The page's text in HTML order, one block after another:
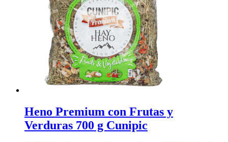
Heno Premium con Frutas y
Verduras 700 g Cunipic